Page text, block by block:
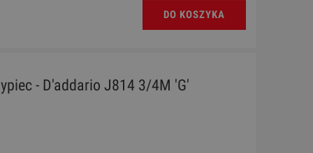
DO KOSZYKA
- D'addario J814 3/4M 'G'